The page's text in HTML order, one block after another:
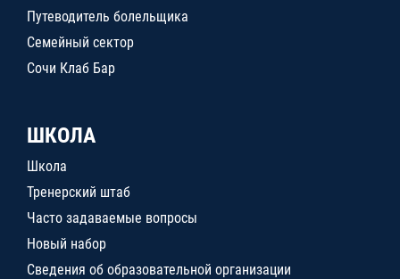
Путеводитель болельщика
Семейный сектор
Сочи Клаб Бар
ШКОЛА
Школа
Тренерский штаб
Часто задаваемые вопросы
Новый набор
Сведения об образовательной организации